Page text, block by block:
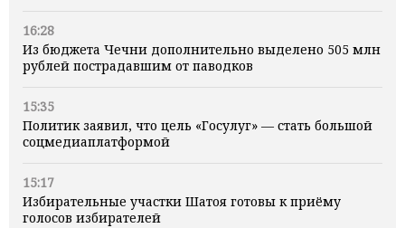
16:28
Из бюджета Чечни дополнительно выделено 505 млн
рублей пострадавшим от паводков
15:35
Политик заявил, что цель «Госулуг» — стать большой
соцмедиаплатформой
15:17
Избирательные участки Шатоя готовы к приёму
голосов избирателей